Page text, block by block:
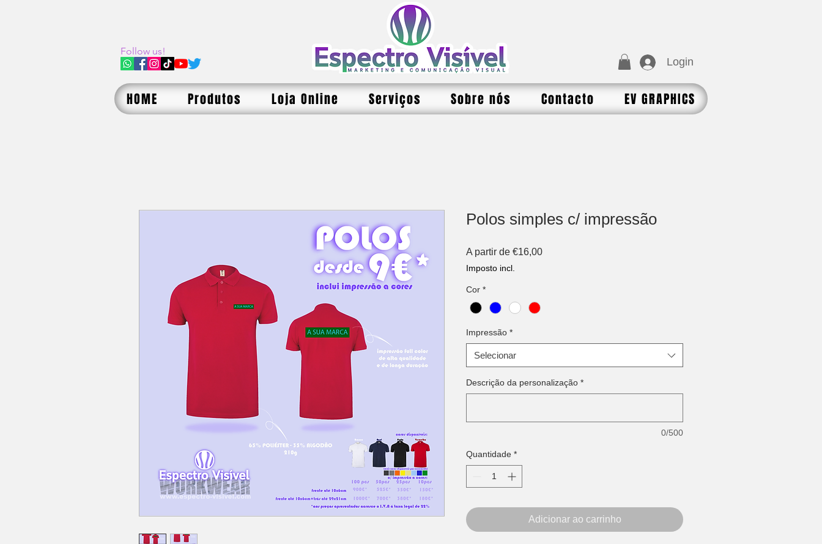
Follow us!
Login
HOME Produtos Loja Online Serviços Sobre nós Contacto EV GRAPHICS
Polos simples c/ impressão
A partir de €16,00Preço
Imposto incl.
Cor *
Impressão *
Selecionar
Descrição da personalização *
0/500
Quantidade *
Adicionar ao carrinho